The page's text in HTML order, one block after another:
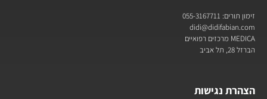
זימון תורים: 055-3167711
didi@didifabian.com
MEDICA מרכזים רפואיים
הברזל 28, תל אביב
הצהרת נגישות